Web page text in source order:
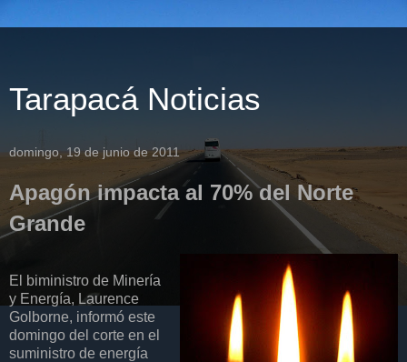
Tarapacá Noticias
domingo, 19 de junio de 2011
Apagón impacta al 70% del Norte
Grande
El biministro de Minería
y Energía, Laurence
Golborne, informó este
domingo del corte en el
suministro de energía